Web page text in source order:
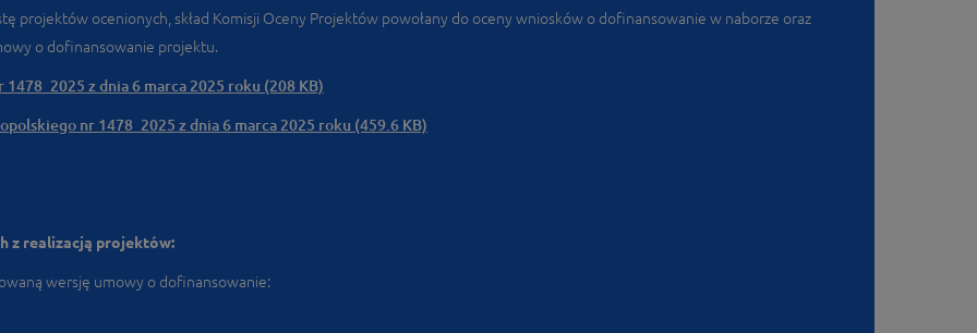
projektów ocenionych, skład Komisji Oceny Projektów powołany do oceny wniosków o dofinansowanie w naborze oraz
o dofinansowanie projektu.
z dnia 6 marca 2025 roku (208 KB)
nr 1478_2025 z dnia 6 marca 2025 roku (459.6 KB)
z realizacją projektów:
wersję umowy o dofinansowanie: